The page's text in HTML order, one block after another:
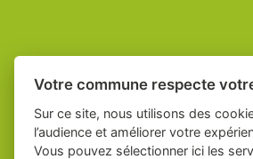
Votre commune respecte
Sur ce site, nous utilisons des
l’audience et améliorer votre
Vous pouvez sélectionner ici les